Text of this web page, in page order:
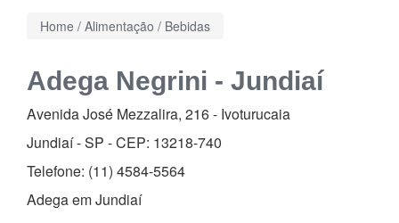
Home / Alimentação / Bebidas
Adega Negrini - Jundiaí
Avenida José Mezzalira, 216- Ivoturucaia
Jundiaí - SP - CEP: 13218-740
Telefone: (11) 4584-5564
Adega em Jundiaí